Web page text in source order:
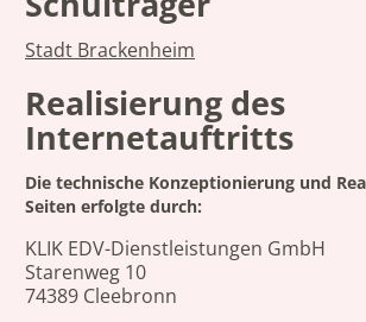
Stadt Brackenheim
Realisierung des
Internetauftritts
Die technische Konzeptionierung und
Seiten erfolgte durch:
KLIK EDV-Dienstleistungen GmbH
Starenweg 10
74389 Cleebronn